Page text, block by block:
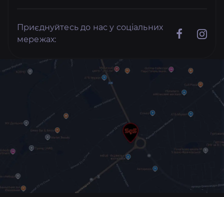
Приєднуйтесь до нас у соціальних
мережах: